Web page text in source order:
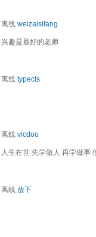
离线 weizaisifang
兴趣是最好的老师
离线 typecls
离线 vicdoo
人生在世 先学做人 再学做事
离线 放下